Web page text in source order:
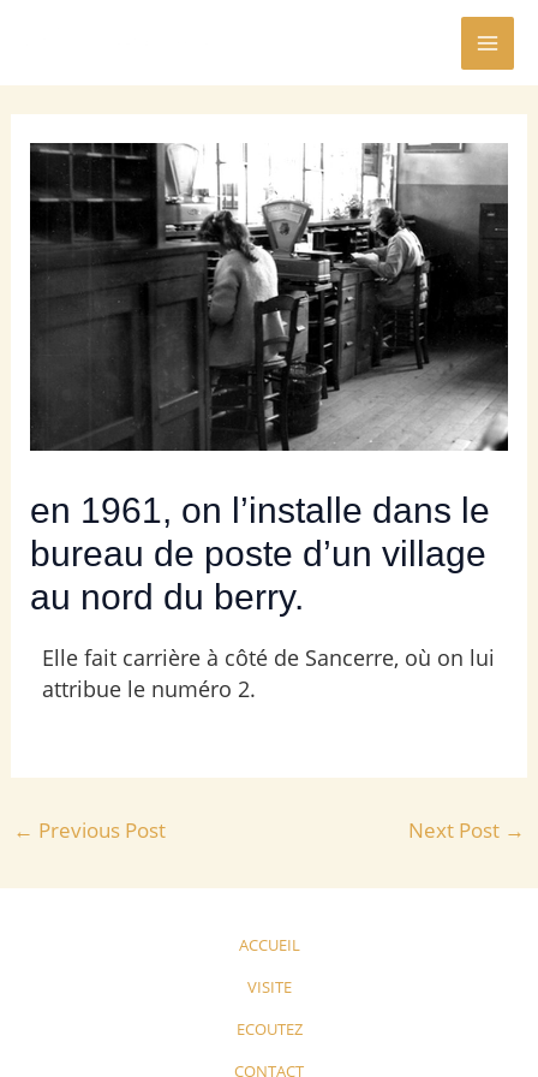
en 1961, on l’installe dans le
bureau de poste d’un village
au nord du berry.
Elle fait carrière à côté de Sancerre, où on lui
attribue le numéro 2.
← Previous Post Next Post →
ACCUEIL
VISITE
ECOUTEZ
CONTACT